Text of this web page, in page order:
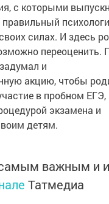
с которыми
силах. И здесь
переоценить.
и
акцию, чтобы
в пробном
экзамена и
детям.
важным и
Татмедиа